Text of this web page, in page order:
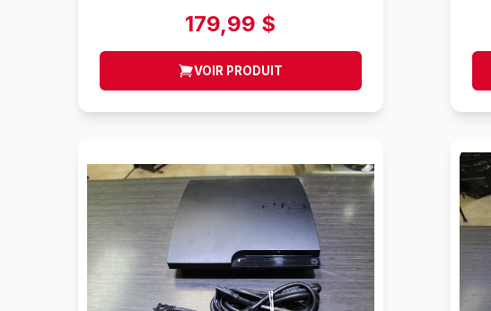
179,99 $
VOIR PRODUIT